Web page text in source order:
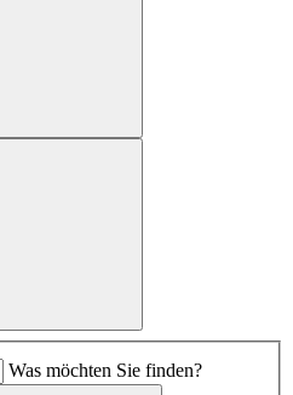
Was möchten Sie finden?